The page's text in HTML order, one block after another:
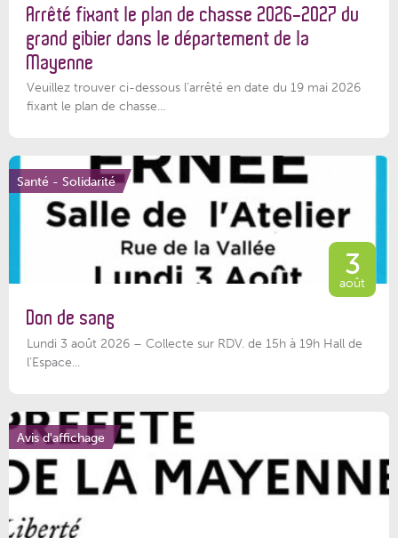
Arrêté fixant le plan de chasse 2026-2027 du
grand gibier dans le département de la
Mayenne
Veuillez trouver ci-dessous l’arrêté en date du 19 mai 2026
fixant le plan de chasse...
Santé - Solidarité
3
août
Don de sang
Lundi 3 août 2026 – Collecte sur RDV. de 15h à 19h Hall de
l'Espace...
Avis d'affichage